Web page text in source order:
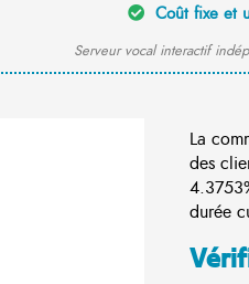
Coût fixe et
Serveur vocal interactif
La
des
durée